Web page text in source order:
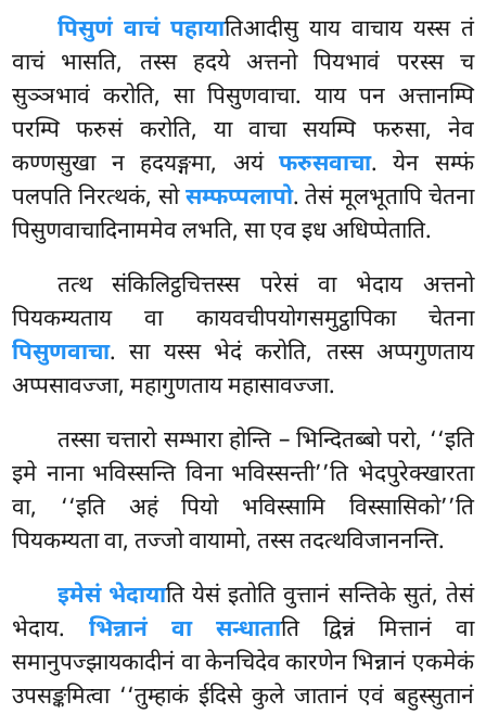
पिसुणं वाचं पहायातिआदीसु याय वाचाय यस्स तं
वाचं भासति, तस्स हदये अत्तनो पियभावं परस्स च
सुञ्ञभावं करोति, सा पिसुणवाचा. याय पन अत्तानम्पि
परम्पि फरुसं करोति, या वाचा सयम्पि फरुसा, नेव
कण्णसुखा न हदयङ्गमा, अयं फरुसवाचा. येन सम्फं
पलपति निरत्थकं, सोसम्फप्पलापो. तेसं मूलभूतापिचेतना
पिसुणवाचादिनाममेव लभति, सा एव इध अधिप्पेताति.
तत्थ संकिलिट्ठचित्तस्स परेसं वा भेदाय अत्तनो
पियकम्यताय वा कायवचीपयोगसमुट्ठापिका चेतना
पिसुणवाचा. सा यस्स भेदं करोति, तस्स अप्पगुणताय
अप्पसावज्जा, महागुणताय महासावज्जा.
तस्सा चत्तारो सम्भारा होन्ति – भिन्दितब्बो परो, ‘‘इति
इमे नाना भविस्सन्ति विना भविस्सन्ती’’ति भेदपुरेक्खारता
वा, ‘‘इति अहं पियो भविस्सामि विस्सासिको’’ति
पियकम्यता वा, तज्जो वायामो, तस्स तदत्थविजाननन्ति.
इमेसं भेदायाति येसं इतोति वुत्तानं सन्तिके सुतं, तेसं
भेदाय.भिन्नानं वा सन्धाताति द्विन्नं मित्तानं वा
समानुपज्झायकादीनं वा केनचिदेव कारणेन भिन्नानं एकमेकं
उपसङ्कमित्वा ‘‘तुम्हाकं ईदिसे कुले जातानं एवं बहुस्सुतानं